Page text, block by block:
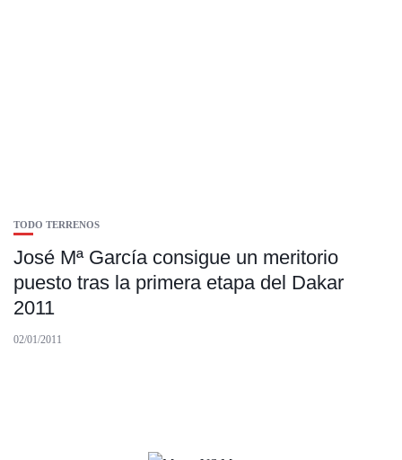
TODO TERRENOS
José Mª García consigue un meritorio
puesto tras la primera etapa del Dakar
2011
02/01/2011